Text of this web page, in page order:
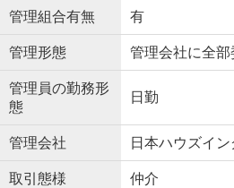
管理組合有無 有
管理形態 管理会社に全部
管理員の勤務形
態
日勤
管理会社 日本ハウズイ
取引態様 仲介